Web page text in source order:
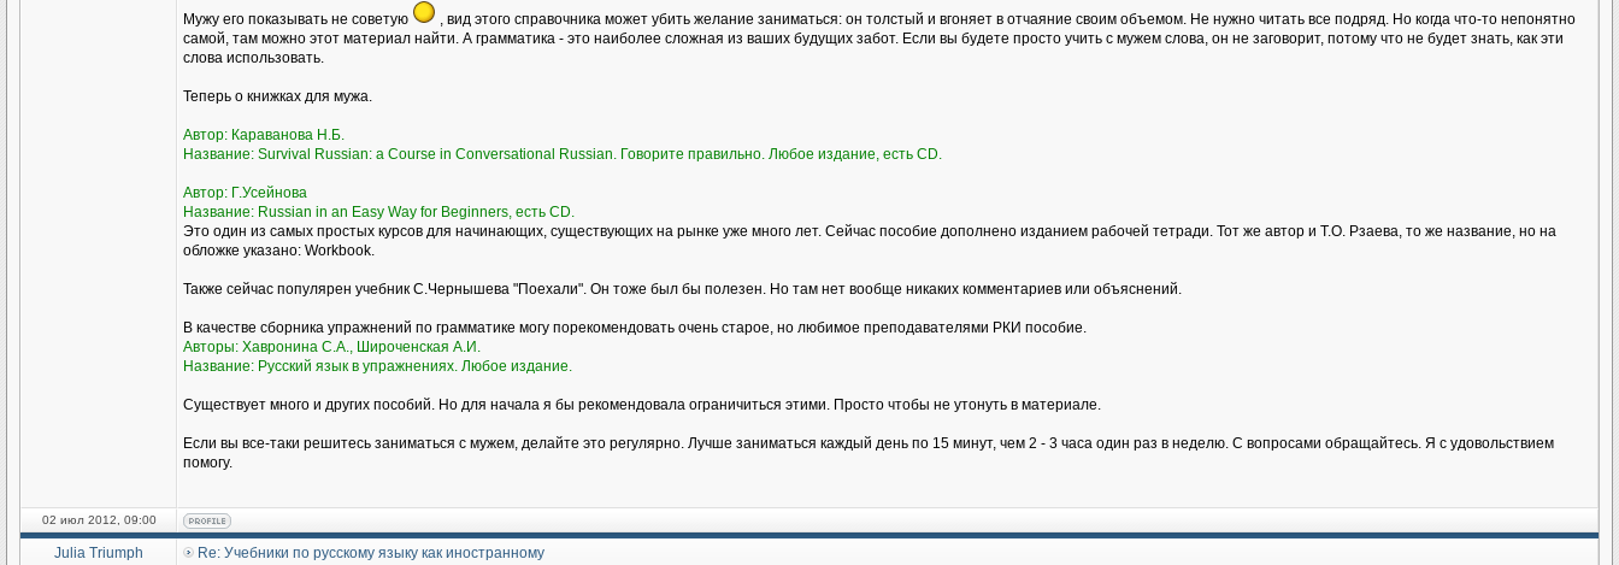
Мужу его показывать не советую
, вид этого справочника может убить желание заниматься: он толстый и вгоняет в отчаяние своим объемом. Не нужно читать все подряд. Но когда что-то непонятно
самой, там можно этот материал найти. А грамматика - это наиболее сложная из ваших будущих забот. Если вы будете просто учить с мужем слова, он не заговорит, потому что не будет знать, как эти
слова использовать.
Теперь о книжках для мужа.
Автор: Караванова Н.Б.
Название: Survival Russian: а Course in Conversational Russian. Говорите правильно. Любое издание, есть CD.
Автор: Г.Усейнова
Название: Russian in an Easy Way for Beginners, есть СD.
Это один из самых простых курсов для начинающих, существующих на рынке уже много лет. Сейчас пособие дополнено изданием рабочей тетради. Тот же автор и Т.О. Рзаева, то же название, но на
обложке указано: Workbook.
Также сейчас популярен учебник С.Чернышева "Поехали". Он тоже был бы полезен. Но там нет вообще никаких комментариев или объяснений.
В качестве сборника упражнений по грамматике могу порекомендовать очень старое, но любимое преподавателями РКИ пособие.
Авторы: Хавронина С.А., Широченская А.И.
Название: Русский язык в упражнениях. Любое издание.
Существует много и других пособий. Но для начала я бы рекомендовала ограничиться этими. Просто чтобы не утонуть в материале.
Если вы все-таки решитесь заниматься с мужем, делайте это регулярно. Лучше заниматься каждый день по 15 минут, чем 2 - 3 часа один раз в неделю. С вопросами обращайтесь. Я с удовольствием
помогу.
02 июл 2012, 09:00
Julia Triumph
Re: Учебники по русскому языку как иностранному